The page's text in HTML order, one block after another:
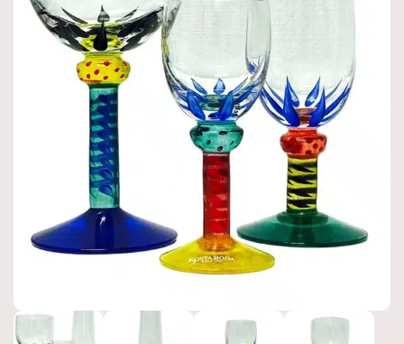
Kampanjer
Värdering